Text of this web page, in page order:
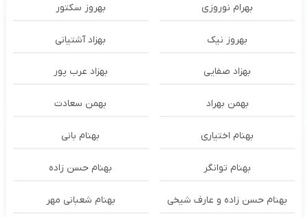
بهرام نوروزی بهروز سکتور
بهروز نیک بهزاد آشتیانی
بهزاد صفایی بهزاد عرب پور
بهمن بهراد بهمن سعادت
بهنام اختیاری بهنام بانی
بهنام توانگر بهنام حسن زاده
بهنام حسن زاده و عارف شیخی بهنام شعبانی مهر